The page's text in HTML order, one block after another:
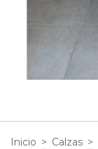
Inicio > Calzas >